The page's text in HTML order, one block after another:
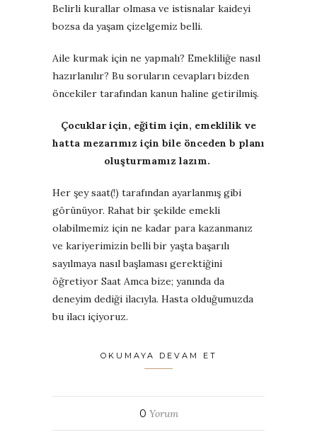
Belirli kurallar olmasa ve istisnalar kaideyi
bozsa da yaşam çizelgemiz belli.
Aile kurmak için ne yapmalı? Emekliliğe nasıl
hazırlanılır? Bu soruların cevapları bizden
öncekiler tarafından kanun haline getirilmiş.
Çocuklar için, eğitim için, emeklilik ve
hatta mezarımız için bile önceden b planı
oluşturmamız lazım.
Her şey saat(!) tarafından ayarlanmış gibi
görünüyor. Rahat bir şekilde emekli
olabilmemiz için ne kadar para kazanmanız
ve kariyerimizin belli bir yaşta başarılı
sayılmaya nasıl başlaması gerektiğini
öğretiyor Saat Amca bize; yanında da
deneyim dediği ilacıyla. Hasta olduğumuzda
bu ilacı içiyoruz.
OKUMAYA DEVAM ET
0 Yorum